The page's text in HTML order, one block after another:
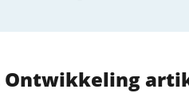
Ontwikkeling